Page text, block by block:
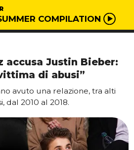
COMPILATION
accusa Justin Bieber:
di abusi”
avuto una relazione, tra alti
dal 2010 al 2018.